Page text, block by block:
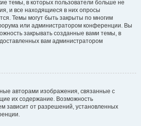
темы, в которых пользователи больше не
и все находящиеся в них опросы
Темы могут быть закрыты по многим
или администратором конференции. Вы
закрывать созданные вами темы, в
вам администратором
авторами изображения, связанные с
их содержание. Возможность
зависит от разрешений, установленных